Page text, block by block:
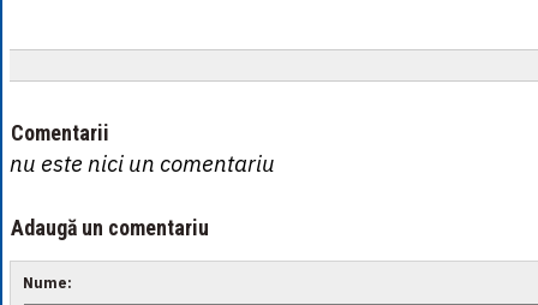
Comentarii
nu este nici un comentariu
Adaugă un comentariu
Nume: